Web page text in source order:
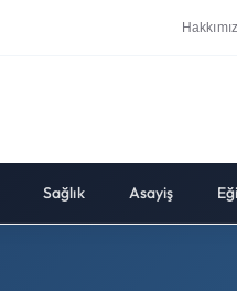
Sağlık Asayiş